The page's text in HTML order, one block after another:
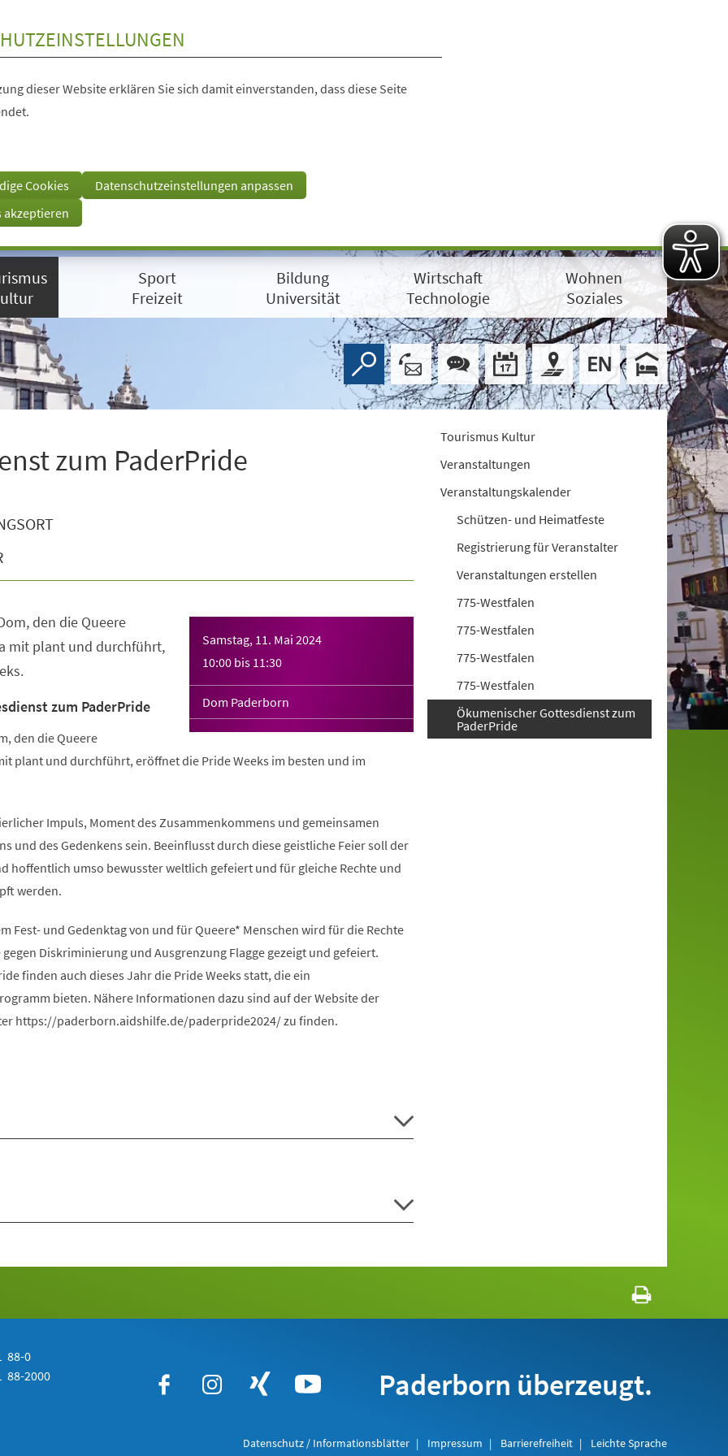
dieser Website erklären Sie sich damit einverstanden, dass diese Seite
Cookies
Datenschutzeinstellungen anpassen
akzeptieren
Sport
Freizeit
Bildung
Universität
Wirtschaft
Technologie
Wohnen
Soziales
zum PaderPride
Samstag, 11. Mai 2024
10:00 bis 11:30
Dom Paderborn
den die Queere
mit plant und durchführt,
zum PaderPride
den die Queere
plant und durchführt, eröffnet die Pride Weeks im besten und im
Impuls, Moment des Zusammenkommens und gemeinsamen
und des Gedenkens sein. Beeinflusst durch diese geistliche Feier soll der
hoffentlich umso bewusster weltlich gefeiert und für gleiche Rechte und
werden.
Fest- und Gedenktag von und für Queere* Menschen wird für die Rechte
Diskriminierung und Ausgrenzung Flagge gezeigt und gefeiert.
finden auch dieses Jahr die Pride Weeks statt, die ein
bieten. Nähere Informationen dazu sind auf der Website der
https://paderborn.aidshilfe.de/paderpride2024/ zu finden.
Tourismus Kultur
Veranstaltungen
Veranstaltungskalender
Schützen- und Heimatfeste
Registrierung für Veranstalter
Veranstaltungen erstellen
775-Westfalen
775-Westfalen
775-Westfalen
775-Westfalen
Ökumenischer Gottesdienst zum
PaderPride
88-0
88-2000 Paderborn überzeugt.
Datenschutz / Informationsblätter Impressum Barrierefreiheit Leichte Sprache